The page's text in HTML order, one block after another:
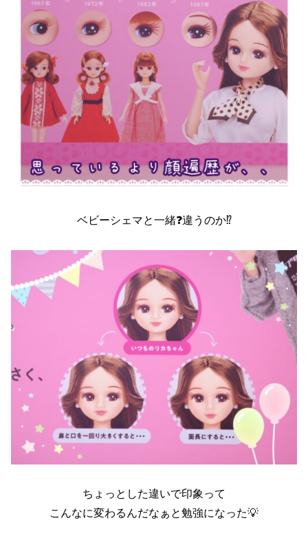
ベビーシェマと一緒❓違うのか⁉️
ちょっとした違いで印象って
こんなに変わるんだなぁと勉強になった💡